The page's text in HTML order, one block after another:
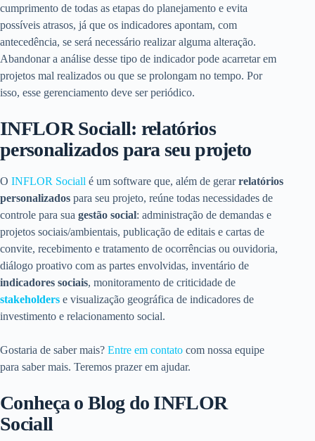
cumprimento de todas as etapas do planejamento e evita
possíveis atrasos, já que os indicadores apontam, com
antecedência, se será necessário realizar alguma alteração.
Abandonar a análise desse tipo de indicador pode acarretar em
projetos mal realizados ou que se prolongam no tempo. Por
isso, esse gerenciamento deve ser periódico.
INFLOR Sociall: relatórios
personalizados para seu projeto
O INFLOR Sociall é um software que, além de gerarrelatórios
personalizados para seu projeto, reúne todas necessidades de
controle para sua gestão social: administração de demandas e
projetos sociais/ambientais, publicação de editais e cartas de
convite, recebimento e tratamento de ocorrências ou ouvidoria,
diálogo proativo com as partes envolvidas, inventário de
indicadores sociais, monitoramento de criticidade de
stakeholders e visualização geográfica de indicadores de
investimento e relacionamento social.
Gostaria de saber mais? Entre em contato com nossa equipe
para saber mais. Teremos prazer em ajudar.
Conheça o Blog do INFLOR
Sociall